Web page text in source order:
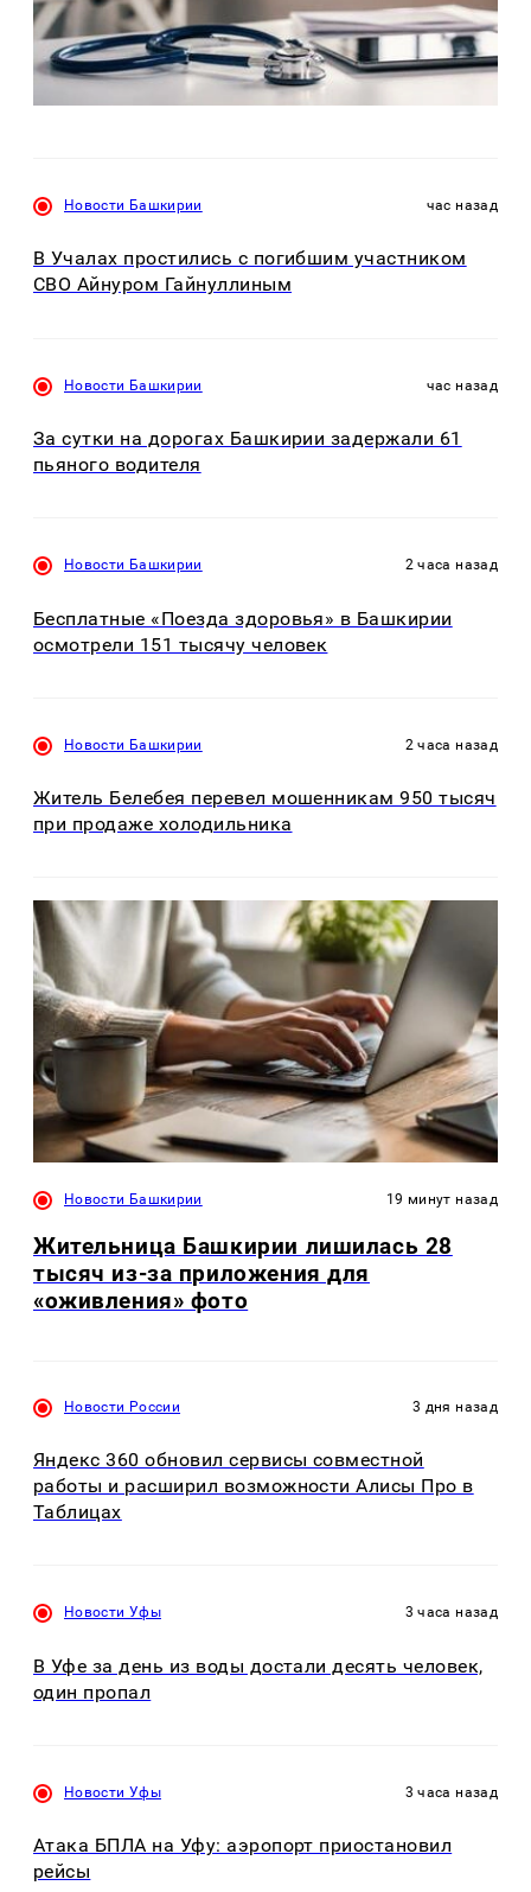
Новости Башкирии час назад
В Учалах простились с погибшим участником
СВО Айнуром Гайнуллиным
Новости Башкирии час назад
За сутки на дорогах Башкирии задержали 61
пьяного водителя
Новости Башкирии 2 часа назад
Бесплатные «Поезда здоровья» в Башкирии
осмотрели 151 тысячу человек
Новости Башкирии 2 часа назад
Житель Белебея перевел мошенникам 950 тысяч
при продаже холодильника
Новости Башкирии 19 минут назад
Жительница Башкирии лишилась 28
тысяч из-за приложения для
«оживления» фото
Новости России 3 дня назад
Яндекс 360 обновил сервисы совместной
работы и расширил возможности Алисы Про в
Таблицах
Новости Уфы 3 часа назад
В Уфе за день из воды достали десять человек,
один пропал
Новости Уфы 3 часа назад
Атака БПЛА на Уфу: аэропорт приостановил
рейсы